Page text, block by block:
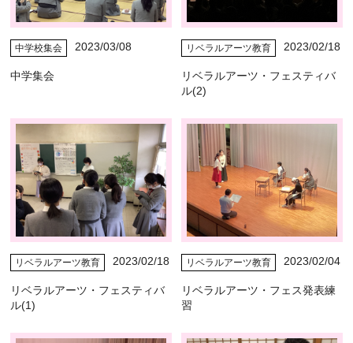
中学校集会 2023/03/08
中学集会
リベラルアーツ教育 2023/02/18
リベラルアーツ・フェスティバ
ル(2)
リベラルアーツ教育 2023/02/18
リベラルアーツ・フェスティバ
ル(1)
リベラルアーツ教育 2023/02/04
リベラルアーツ・フェス発表練
習